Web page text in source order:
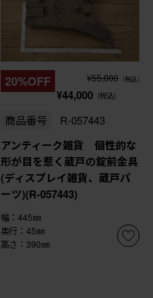
20%OFF ¥55,000 (税込)
¥44,000 (税込)
商品番号 R-057443
アンティーク雑貨 個性的な
形が目を惹く蔵戸の錠前金具
(ディスプレイ雑貨、蔵戸パ
ーツ)(R-057443)
幅：445㎜
奥行：45㎜
高さ：390㎜